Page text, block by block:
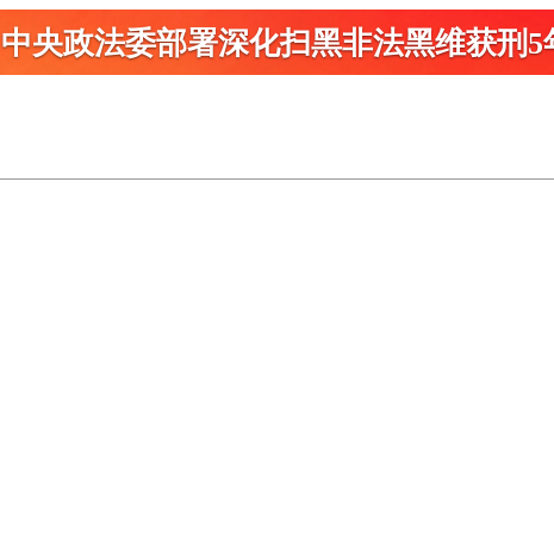
中央政法委部署深化扫黑非法黑维获刑5